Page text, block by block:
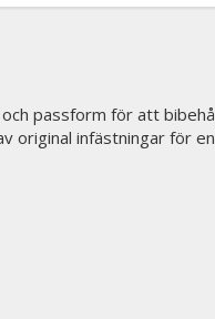
passform för att
original infästningar för